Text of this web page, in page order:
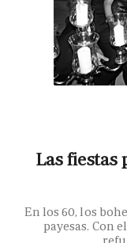
Las fiestas
En los 60, los
payesas. Con